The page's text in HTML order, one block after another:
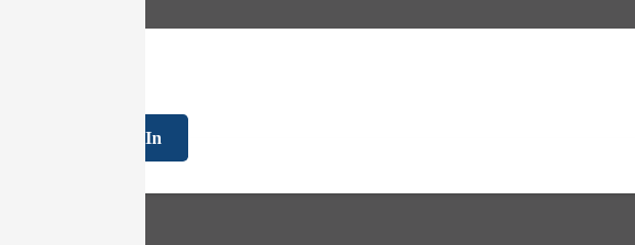
Log In